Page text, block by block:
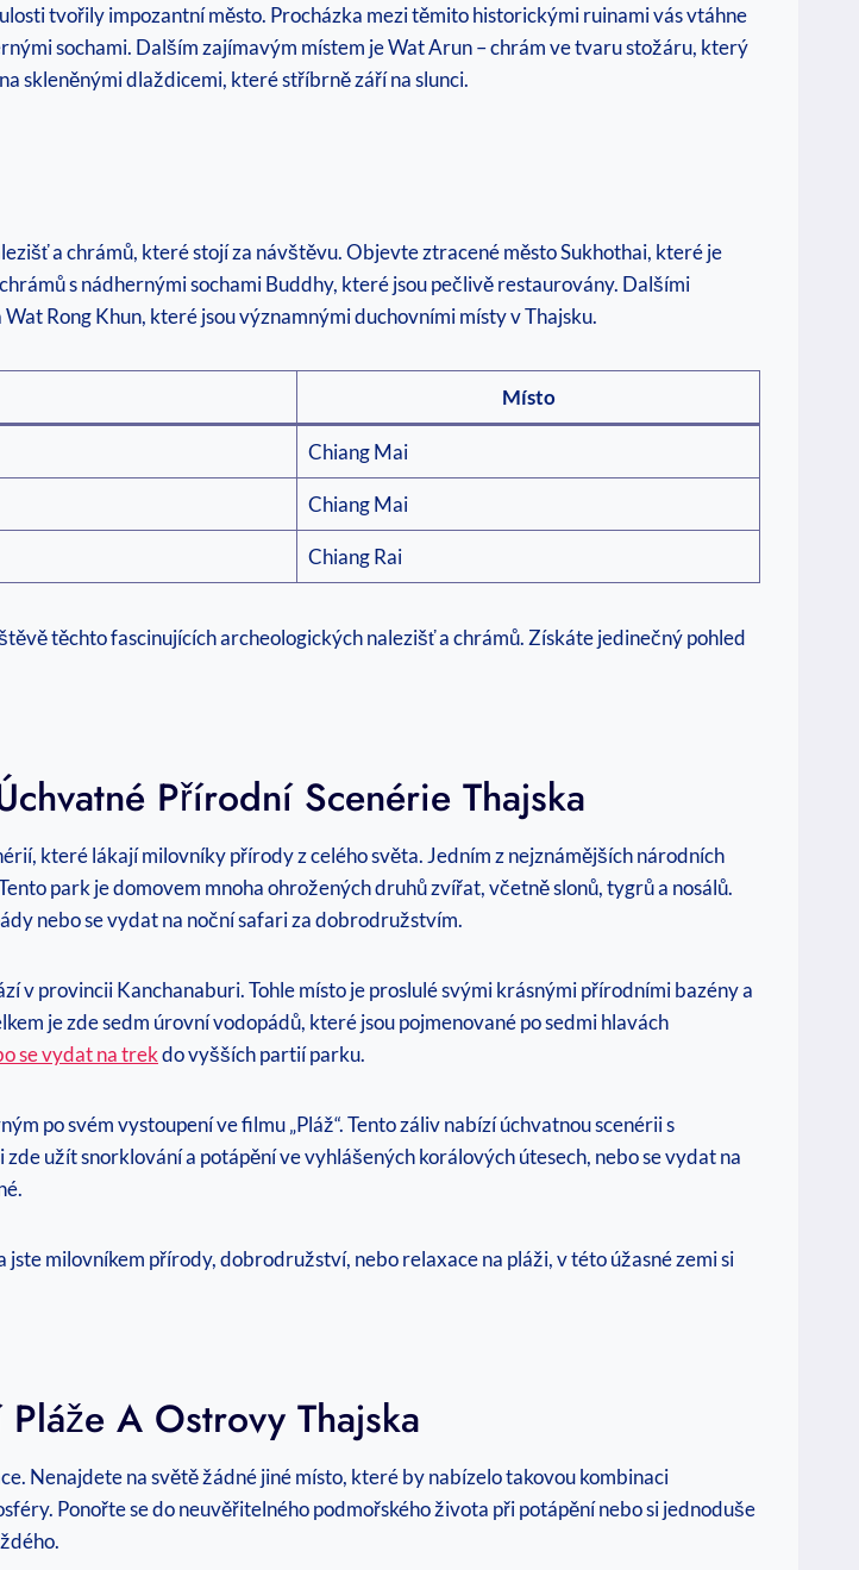
tvořily impozantní město. Procházka mezi těmito historickými ruinami vás vtáhne
sochami. Dalším zajímavým místem je Wat Arun – chrám ve tvaru stožáru, který
skleněnými dlaždicemi, které stříbrně září na slunci.
a chrámů, které stojí za návštěvu. Objevte ztracené město Sukhothai, které je
s nádhernými sochami Buddhy, které jsou pečlivě restaurovány. Dalšími
Rong Khun, které jsou významnými duchovními místy v Thajsku.
Místo
Chiang Mai
Chiang Mai
Chiang Rai
těchto fascinujících archeologických nalezišť a chrámů. Získáte jedinečný pohled
Přírodní Scenérie Thajska
které lákají milovníky přírody z celého světa. Jedním z nejznámějších národních
park je domovem mnoha ohrožených druhů zvířat, včetně slonů, tygrů a nosálů.
nebo se vydat na noční safari za dobrodružstvím.
v provincii Kanchanaburi. Tohle místo je proslulé svými krásnými přírodními bazény a
je zde sedm úrovní vodopádů, které jsou pojmenované po sedmi hlavách
se vydat na trekdo vyšších partií parku.
po svém vystoupení ve filmu „Pláž“. Tento záliv nabízí úchvatnou scenérii s
užít snorklování a potápění ve vyhlášených korálových útesech, nebo se vydat na
milovníkem přírody, dobrodružství, nebo relaxace na pláži, v této úžasné zemi si
A Ostrovy Thajska
Nenajdete na světě žádné jiné místo, které by nabízelo takovou kombinaci
Ponořte se do neuvěřitelného podmořského života při potápění nebo si jednoduše